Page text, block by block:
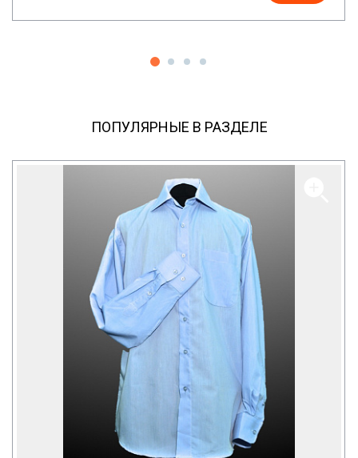
ПОПУЛЯРНЫЕ В РАЗДЕЛЕ